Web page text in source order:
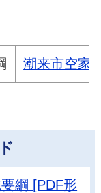
潮来市空家
綱 [PDF形